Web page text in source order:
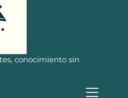
conocimiento sin